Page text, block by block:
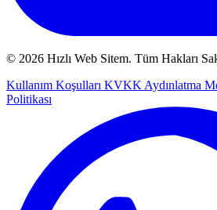
© 2026 Hızlı Web Sitem. Tüm Hakları
Kullanım Koşulları KVKK Aydınlatma
Politikası